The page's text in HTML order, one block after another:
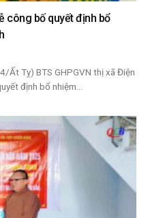
công bố quyết định bổ
Tỵ) BTS GHPGVN thị xã Điện
định bổ nhiệm...